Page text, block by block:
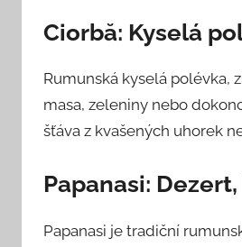
Ciorbă: Kyselá
Rumunská kyselá polévka,
masa, zeleniny nebo
šťáva z kvašených uhorek
Papanasi:
Papanasi je tradiční